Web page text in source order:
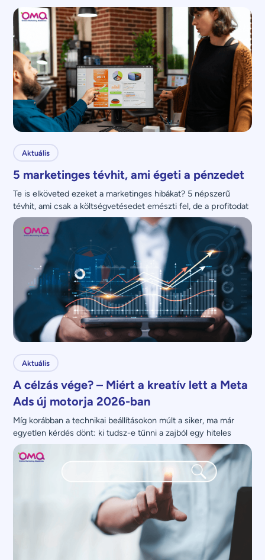
Aktuális
5 marketinges tévhit, ami égeti a pénzedet
Te is elköveted ezeket a marketinges hibákat? 5 népszerű
tévhit, ami csak a költségvetésedet emészti fel, de a profitodat
nem növeli.
Aktuális
A célzás vége? – Miért a kreatív lett a Meta
Ads új motorja 2026-ban
Míg korábban a technikai beállításokon múlt a siker, ma már
egyetlen kérdés dönt: ki tudsz-e tűnni a zajból egy hiteles
üzenettel?